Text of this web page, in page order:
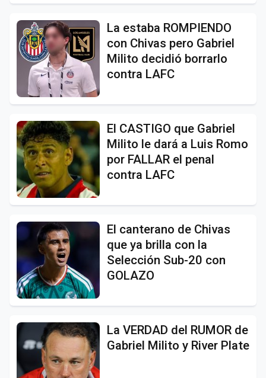
La estaba ROMPIENDO
con Chivas pero Gabriel
Milito decidió borrarlo
contra LAFC
El CASTIGO que Gabriel
Milito le dará a Luis Romo
por FALLAR el penal
contra LAFC
El canterano de Chivas
que ya brilla con la
Selección Sub-20 con
GOLAZO
La VERDAD del RUMOR de
Gabriel Milito y River Plate